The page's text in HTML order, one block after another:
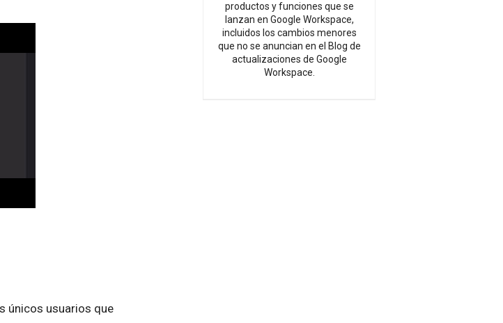
únicos usuarios que
productos y funciones que se
lanzan en Google Workspace,
incluidos los cambios menores
que no se anuncian en el Blog de
actualizaciones de Google
Workspace.